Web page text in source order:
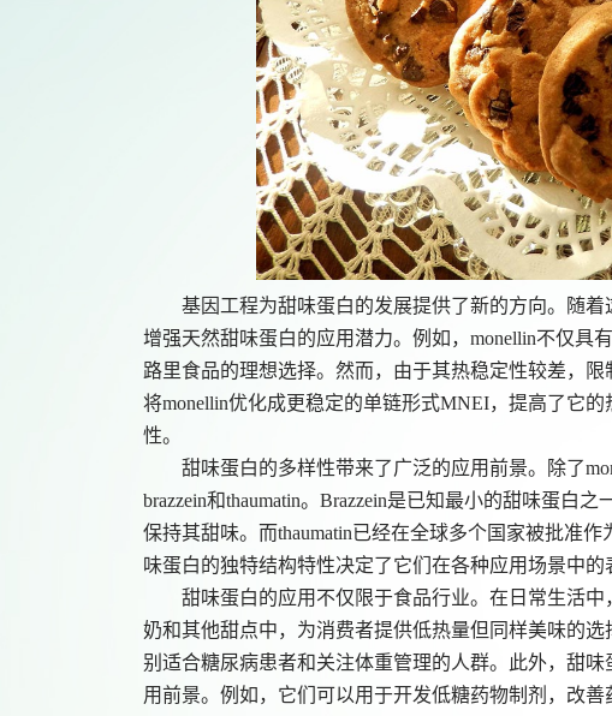
基因工程为甜味蛋白的发展提供了新的方向。随
增强天然甜味蛋白的应用潜力。例如，monellin不仅具
路里食品的理想选择。然而，由于其热稳定性较差，
将monellin优化成更稳定的单链形式MNEI，提高了它
性。
甜味蛋白的多样性带来了广泛的应用前景。除了
brazzein和thaumatin。Brazzein是已知最小的甜味蛋白
保持其甜味。而thaumatin已经在全球多个国家被批准
味蛋白的独特结构特性决定了它们在各种应用场景中
甜味蛋白的应用不仅限于食品行业。在日常生活
奶和其他甜点中，为消费者提供低热量但同样美味的
别适合糖尿病患者和关注体重管理的人群。此外，甜
用前景。例如，它们可以用于开发低糖药物制剂，改